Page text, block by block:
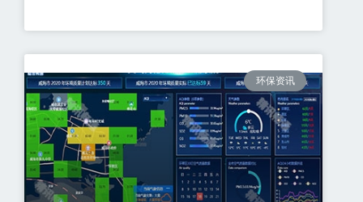
环保资讯